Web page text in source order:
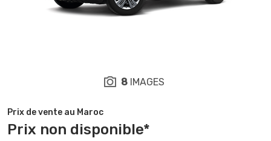
Prix de vente au Maroc
Prix non disponible*
8 IMAGES